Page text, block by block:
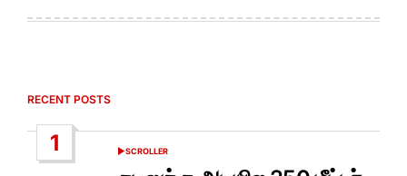
RECENT POSTS
1
POSTED
SCROLLER